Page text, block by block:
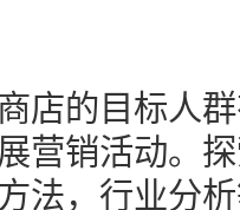
店的目标人
营销活动。
法，行业分